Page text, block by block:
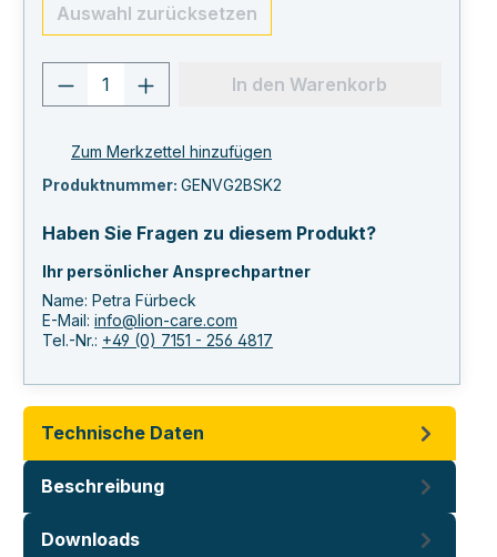
Auswahl zurücksetzen
Produkt Anzahl: Gib den
In den Warenkorb
Zum Merkzettel hinzufügen
Produktnummer: GENVG2BSK2
Haben Sie Fragen zu diesem Produkt?
Ihr persönlicher Ansprechpartner
Name: Petra Fürbeck
E-Mail: info@lion-care.com
Tel.-Nr.: +49 (0) 7151 - 256 4817
Technische Daten
Beschreibung
Downloads